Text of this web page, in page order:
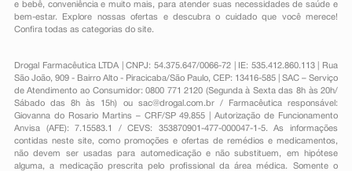
e bebê, conveniênciae muito mais, para atender suas necessidades de saúde e
bem-estar. Explore nossas ofertas e descubra o cuidado que você merece!
Confira todas as categorias do site.
Drogal Farmacêutica LTDA | CNPJ: 54.375.647/0066-72 | IE: 535.412.860.113 | Rua
São João, 909 - Bairro Alto - Piracicaba/São Paulo, CEP: 13416-585 | SAC – Serviço
de Atendimento ao Consumidor: 0800 771 2120 (Segunda à Sexta das 8h às 20h/
Sábado das 8h às 15h) ou sac@drogal.com.br/ Farmacêutica responsável:
Giovanna do Rosario Martins – CRF/SP 49.855 | Autorização de Funcionamento
Anvisa (AFE): 7.15583.1 / CEVS: 353870901-477-000047-1-5. As informações
contidas neste site, como promoções e ofertas de remédios e medicamentos,
não devem ser usadas para automedicação e não substituem, em hipótese
alguma, a medicação prescrita pelo profissional da área médica. Somente o